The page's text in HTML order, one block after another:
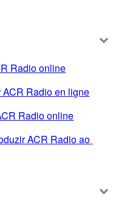
Radio online
ACR Radio en ligne
Radio online
ACR Radio ao